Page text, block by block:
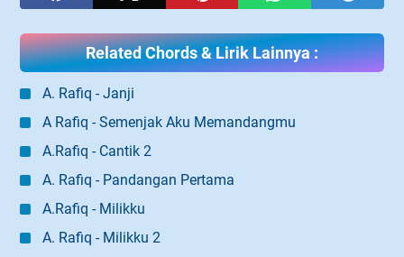
Related Chords & Lirik Lainnya :
A. Rafiq - Janji
A Rafiq - Semenjak Aku Memandangmu
A.Rafiq - Cantik 2
A. Rafiq - Pandangan Pertama
A.Rafiq - Milikku
A. Rafiq - Milikku 2